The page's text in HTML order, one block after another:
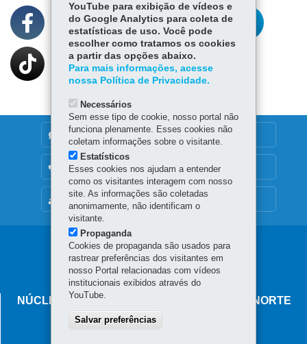
MAPA DO SITE
DENUNCIE CORRUPÇÃO
OUVIDORIA
Navegação
principal
NÚCLEO REGIONAL DE EDUCAÇÃO DE CIANORTE
Avenida Brasil, 2185
YouTube para exibição de vídeos e
do Google Analytics para coleta de
estatísticas de uso. Você pode
escolher como tratamos os cookies
a partir das opções abaixo.
Para mais informações, acesse
nossa Política de Privacidade.
Necessários
Sem esse tipo de cookie, nosso portal não
funciona plenamente. Esses cookies não
coletam informações sobre o visitante.
Estatísticos
Esses cookies nos ajudam a entender
como os visitantes interagem com nosso
site. As informações são coletadas
anonimamente, não identificam o
visitante.
Propaganda
Cookies de propaganda são usados para
rastrear preferências dos visitantes em
nosso Portal relacionadas com vídeos
institucionais exibidos através do
YouTube.
Salvar preferências